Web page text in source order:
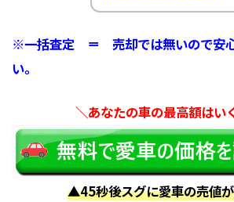
※一括査定 ＝ 売却では無いので安
い。
＼あなたの車の最高額はい
▲45秒後スグに愛車の売値